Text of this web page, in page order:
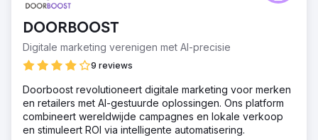
DOORBOOST
Digitale marketing verenigen met AI-precisie
9 reviews
Doorboost revolutioneert digitale marketing voor merken
en retailers met AI-gestuurde oplossingen. Ons platform
combineert wereldwijde campagnes en lokale verkoop
en stimuleert ROI via intelligente automatisering.